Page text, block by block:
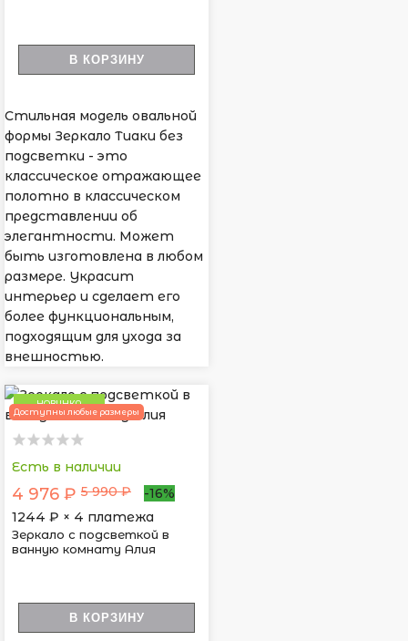
В КОРЗИНУ
Стильная модель овальной
формы Зеркало Тиаки без
подсветки - это
классическое отражающее
полотно в классическом
представлении об
элегантности. Может
быть изготовлена в любом
размере. Украсит
интерьер и сделает его
более функциональным,
подходящим для ухода за
внешностью.
НОВИНКА
Доступны любые размеры
Есть в наличии
4 976 ₽ 5 990 ₽
-16%
1244 ₽ × 4 платежа
Зеркало с подсветкой в
ванную комнату Алия
В КОРЗИНУ